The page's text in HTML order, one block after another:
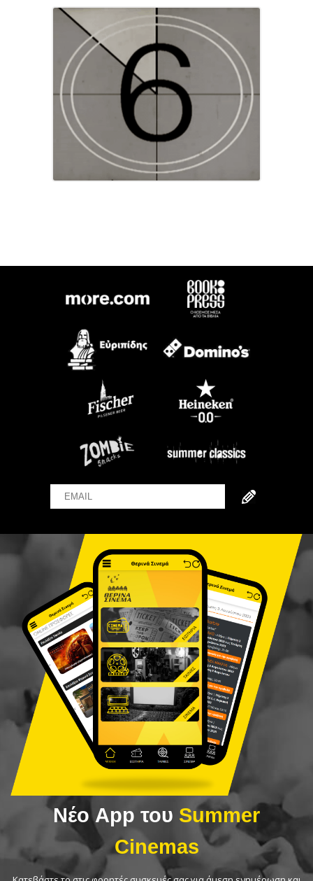
Email Name
Νέο App του Summer
Cinemas